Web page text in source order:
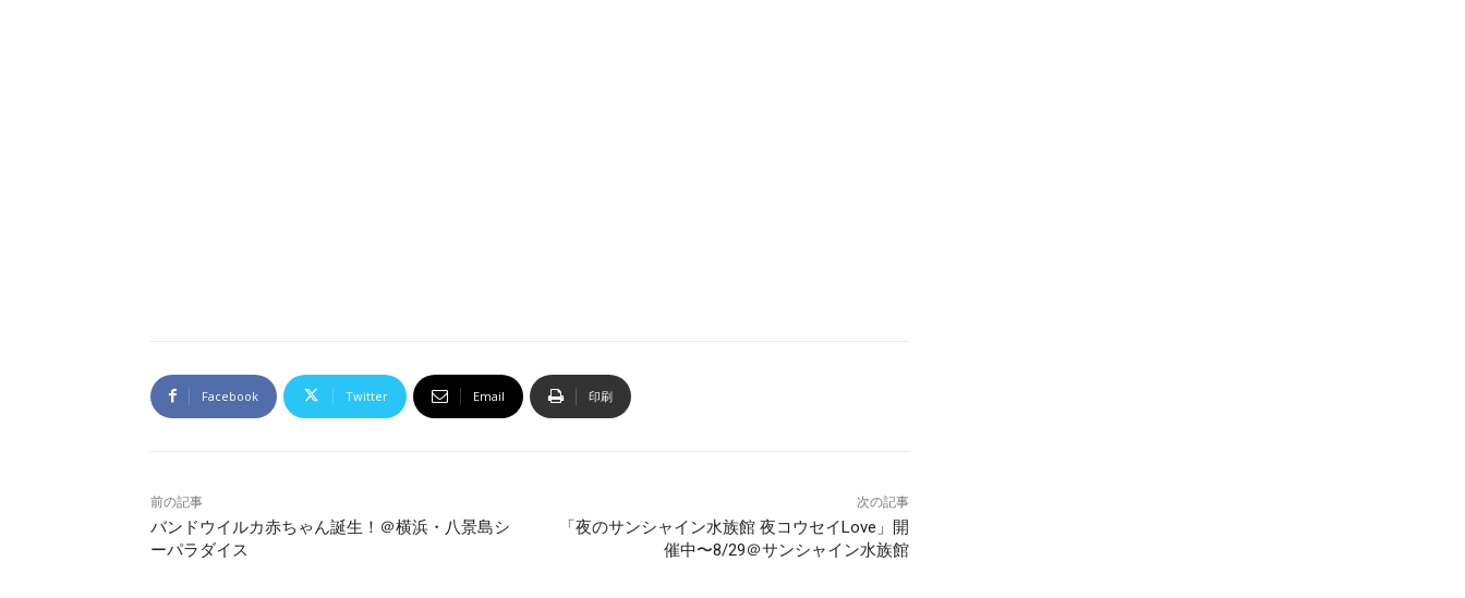
Facebook Twitter Email 印刷
前の記事
バンドウイルカ赤ちゃん誕生！＠横浜・八景島シ
ーパラダイス
次の記事
「夜のサンシャイン水族館 夜コウセイLove」開
催中〜8/29＠サンシャイン水族館